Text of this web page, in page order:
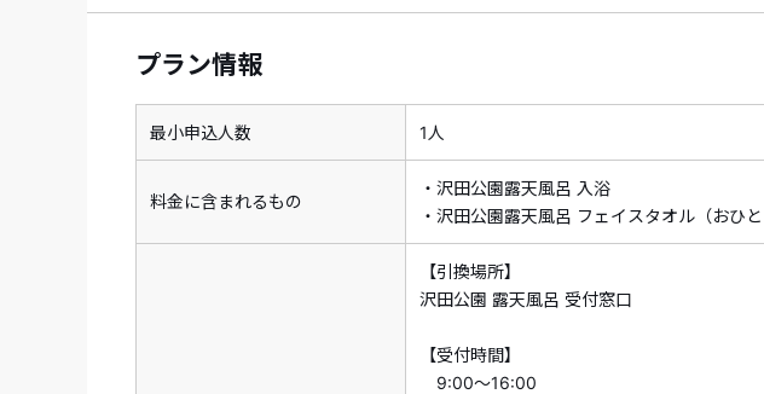
・予約済みの商品を取
由により旅行を中止さ
・すでにご予約済みの
告なく割引クーポンの
プラン情報
最小申込人数 1人
料金に含まれるもの
・沢田公園露天風呂 入浴
・沢田公園露天風呂 フェイスタオル（おひと
【引換場所】
沢田公園 露天風呂 受付窓口
【受付時間】
9:00～16:00